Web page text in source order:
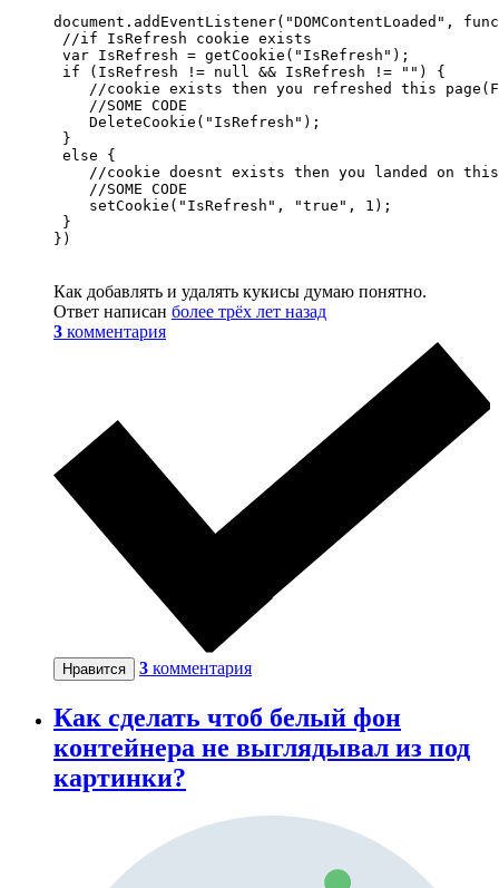
document.addEventListener("DOMContentLoaded",
//if IsRefresh cookie exists
var IsRefresh = getCookie("IsRefresh");
if (IsRefresh != null && IsRefresh != "") {
//cookie exists then you refreshed this
    //SOME CODE
    DeleteCookie("IsRefresh");
}
else {
//cookie doesnt exists then you landed on
    //SOME CODE
    setCookie("IsRefresh", "true", 1);
}
})
Как добавлять и удалять кукисы думаю понятно.
Ответ написан более трёх лет назад
3 комментария
Нравится 3 комментария
Как сделать чтоб белый фон
контейнера не выглядывал из под
картинки?